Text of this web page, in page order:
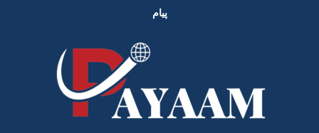
پیام